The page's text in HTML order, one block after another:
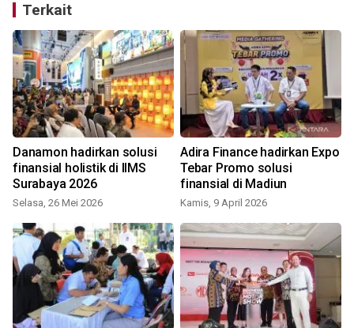
Terkait
Danamon hadirkan solusi
finansial holistik di IIMS
Surabaya 2026
Selasa, 26 Mei 2026
Adira Finance hadirkan Expo
Tebar Promo solusi
finansial di Madiun
Kamis, 9 April 2026